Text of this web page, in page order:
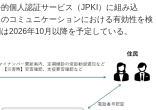
集
イデアで勝負！ ～多様なビジネス・多彩な商材～
集
中古印刷機・製本機特集
2022 検査・校正特集
個人認証サービス（JPKI）に組み込
コミュニケーションにおける有効性を検
2026年10月以降を予定している。